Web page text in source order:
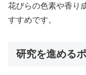
花びらの色素や香り
すすめです。
研究を進める